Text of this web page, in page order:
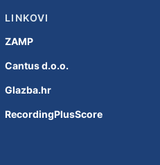
LINKOVI
ZAMP
Cantus d.o.o.
Glazba.hr
RecordingPlusScore